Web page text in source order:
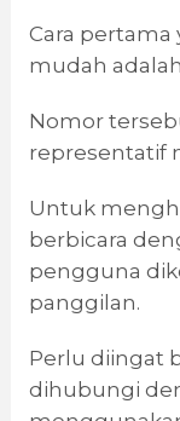
Cara pertama
mudah
Nomor
representatif
Untuk
berbicara
pengguna
panggilan.
Perlu diingat
dihubungi